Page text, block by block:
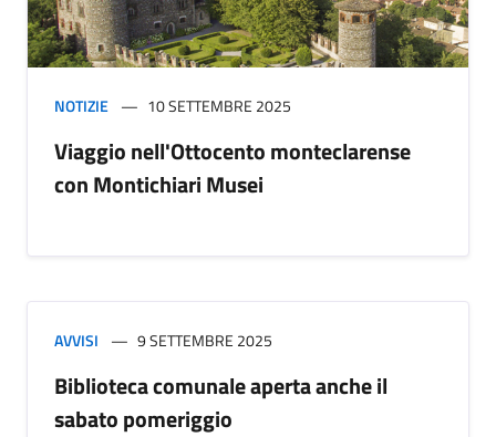
NOTIZIE 10 SETTEMBRE 2025
Viaggio nell'Ottocento monteclarense
con Montichiari Musei
AVVISI 9 SETTEMBRE 2025
Biblioteca comunale aperta anche il
sabato pomeriggio